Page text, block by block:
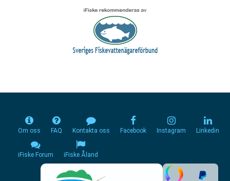
Om oss FAQ Kontakta oss Facebook Instagram Linkedin
iFiske Forum iFiske Åland